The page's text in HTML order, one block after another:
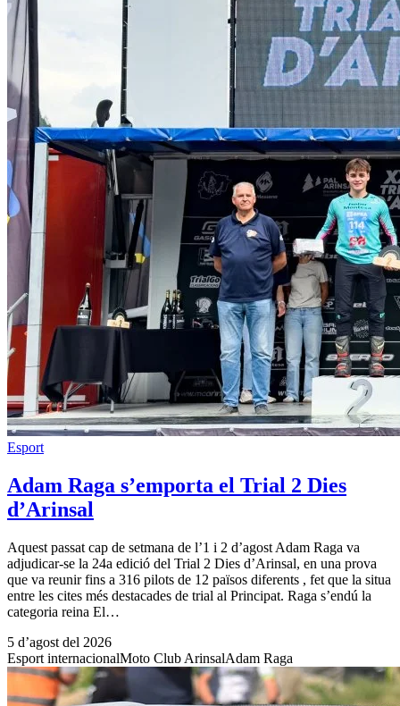
Esport
Adam Raga s’emporta el Trial 2 Dies
d’Arinsal
Aquest passat cap de setmana de l’1 i 2 d’agost Adam Raga va
adjudicar-se la 24a edició del Trial 2 Dies d’Arinsal, en una prova
que va reunir fins a 316 pilots de 12 països diferents , fet que la situa
entre les cites més destacades de trial al Principat. Raga s’endú la
categoria reina El…
5 d’agost del 2026
Esport internacionalMoto Club ArinsalAdam Raga